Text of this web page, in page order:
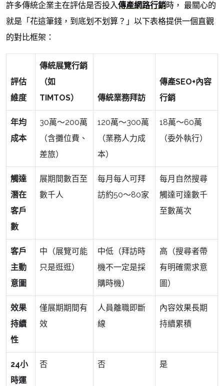
許多傳統企業主在評估是否投入傳產網路行銷時， 最關心的
就是「花這筆錢，到底划不划算？」以下表格提供一個直觀
的對比框架：
評估
維度
傳統展覽行銷
（如
TIMTOS）
傳統業務拜訪
傳產SEO+內容
行銷
年均
成本
30萬～200萬
（含攤位費、
差旅）
120萬～300萬
（業務人力成
本）
18萬～60萬
（委外執行）
觸達
潛在
客戶
數
展期間數百至
數千人
每月每人可拜
訪約50～80家
每月自然搜尋
觸達可達數千
至數萬次
客戶
主動
意圖
中（展覽可能
只是逛逛）
中低（拜訪時
機不一定是採
購時機）
高（搜尋者帶
有明確需求意
圖）
效果
持續
性
僅展期期間有
效
人員離職即斷
線
內容效果長期
持續累積
24小
時運
否 否 是